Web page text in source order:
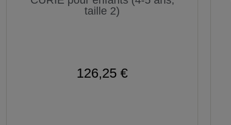
taille 2)
126,25 €